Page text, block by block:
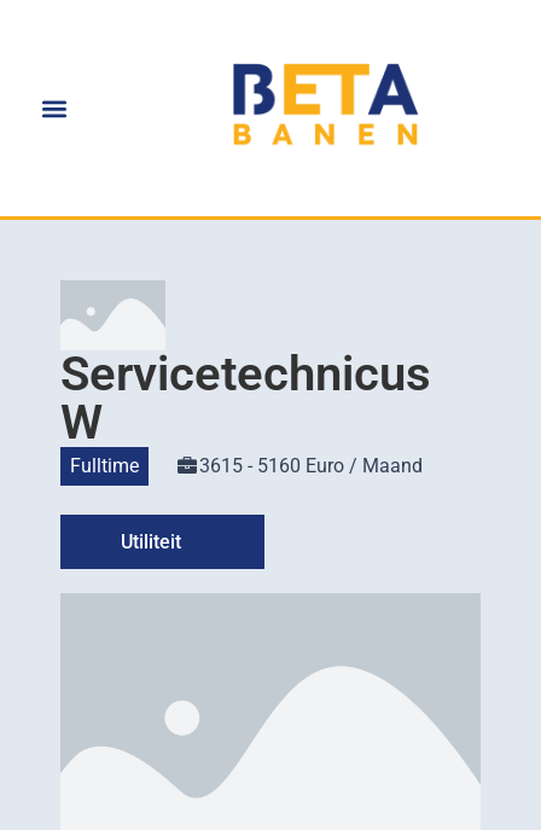
Servicetechnicus
W
Fulltime 3615 - 5160 Euro / Maand
Utiliteit